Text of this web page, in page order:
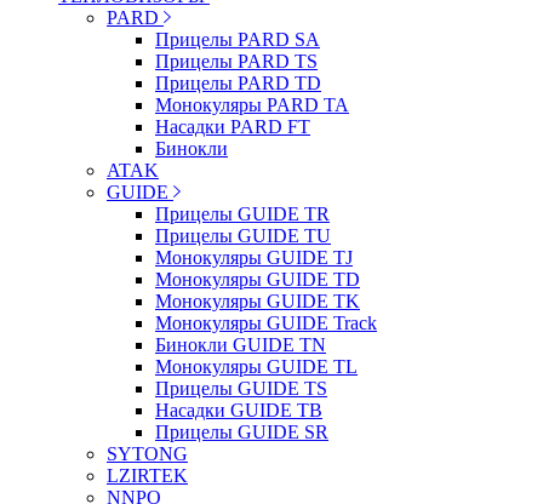
PARD
Прицелы PARD SA
Прицелы PARD TS
Прицелы PARD TD
Монокуляры PARD TA
Насадки PARD FT
Бинокли
ATAK
GUIDE
Прицелы GUIDE TR
Прицелы GUIDE TU
Монокуляры GUIDE TJ
Монокуляры GUIDE TD
Монокуляры GUIDE TK
Монокуляры GUIDE Track
Бинокли GUIDE TN
Монокуляры GUIDE TL
Прицелы GUIDE TS
Насадки GUIDE TB
Прицелы GUIDE SR
SYTONG
LZIRTEK
NNPO